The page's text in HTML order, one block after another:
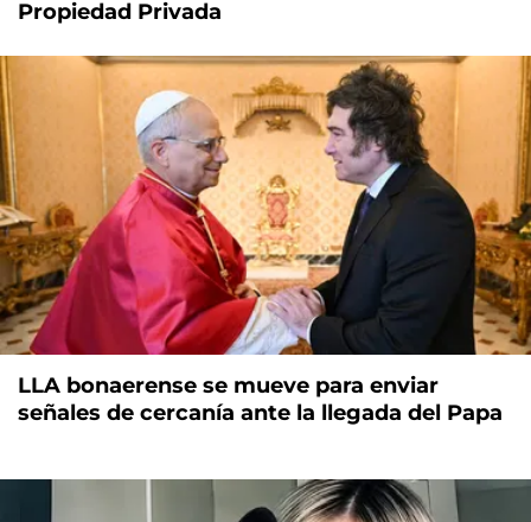
Propiedad Privada
LLA bonaerense se mueve para enviar
señales de cercanía ante la llegada del Papa